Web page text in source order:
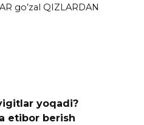
go’zal QIZLARDAN
yoqadi?
etibor berish